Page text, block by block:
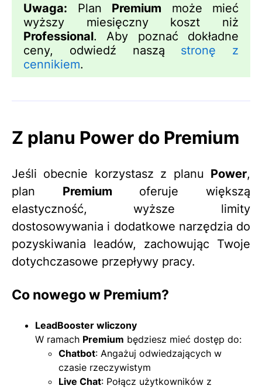
Uwaga: Plan Premium może mieć
wyższy miesięczny koszt niż
Professional. Aby poznać dokładne
ceny, odwiedź naszą stronę z
cennikiem.
Z planu Power do Premium
Jeśli obecnie korzystasz z planu Power,
plan Premium oferuje większą
elastyczność, wyższe limity
dostosowywania i dodatkowe narzędzia do
pozyskiwania leadów, zachowując Twoje
dotychczasowe przepływy pracy.
Co nowego w Premium?
LeadBooster wliczony
W ramach Premium będziesz mieć dostęp do:
Chatbot: Angażuj odwiedzających w
czasie rzeczywistym
Live Chat: Połącz użytkowników z